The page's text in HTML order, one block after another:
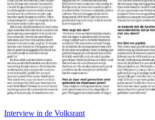
Interview in de Volksrant